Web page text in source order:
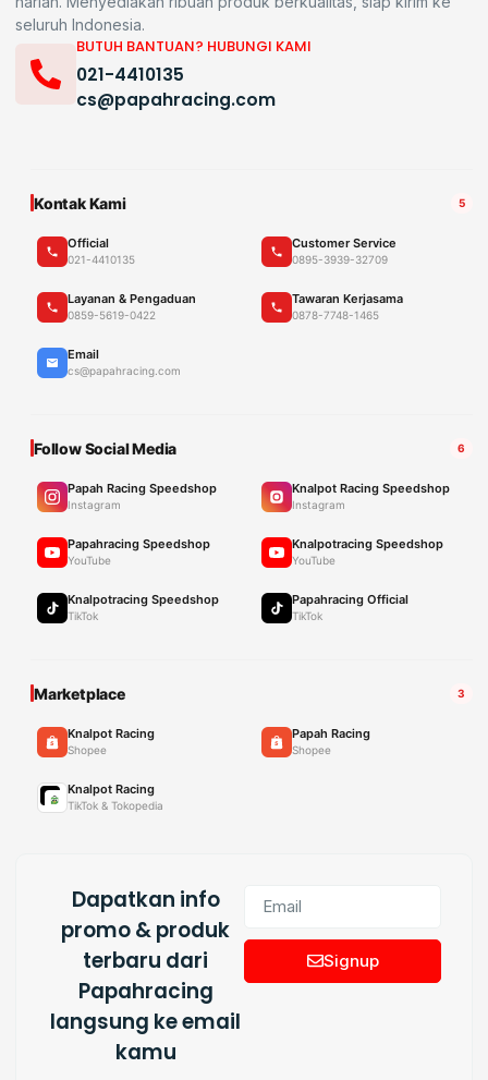
seluruh Indonesia.
BUTUH BANTUAN? HUBUNGI KAMI
021-4410135
cs@papahracing.com
Kontak Kami 5
Official
021-4410135
Customer Service
0895-3939-32709
Layanan & Pengaduan
0859-5619-0422
Tawaran Kerjasama
0878-7748-1465
Email
cs@papahracing.com
Follow Social Media 6
Papah Racing Speedshop
Instagram
Knalpot Racing Speedshop
Instagram
Papahracing Speedshop
YouTube
Knalpotracing Speedshop
YouTube
Knalpotracing Speedshop
TikTok
Papahracing Official
TikTok
Marketplace 3
Knalpot Racing
Shopee
Papah Racing
Shopee
Knalpot Racing
TikTok & Tokopedia
Dapatkan info
promo & produk
terbaru dari
Papahracing
langsung ke email
kamu
Signup